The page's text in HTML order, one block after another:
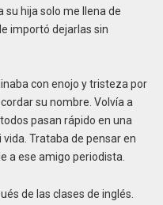
su hija solo me llena de
importó dejarlas sin
con enojo y tristeza por
su nombre. Volvía a
pasan rápido en una
Trataba de pensar en
a ese amigo periodista.
de las clases de inglés.